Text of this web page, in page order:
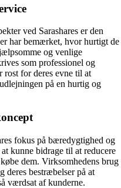
ved Sarashares er den
har bemærket, hvor hurtigt de
og venlige
som professionel og
rost for deres evne til at
på en hurtig og
fokus på bæredygtighed og
kunne bidrage til at reducere
dem. Virksomhedens brug
deres bestræbelser på at
værdsat af kunderne.